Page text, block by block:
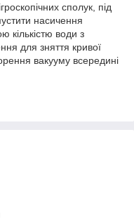
сполук, під
насичення
кількістю води з
для зняття кривої
вакууму всередині